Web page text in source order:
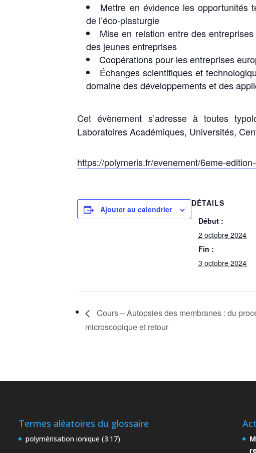
Mettre en évidence les opportunités
de l’éco-plasturgie
Mise en relation entre des
des jeunes entreprises
Coopérations pour les entreprises
Échanges scientifiques et
domaine des développements et des
Cet évènement s’adresse à toutes
Laboratoires Académiques, Universités,
https://polymeris.fr/evenement/6eme-
Ajouter au calendrier
DÉTAILS
Début :
2 octobre 2024
Fin :
3 octobre 2024
Cours – Autopsies des membranes : du
microscopique et retour
Termes aléatoires du glossaire
polymérisation ionique (3.17)